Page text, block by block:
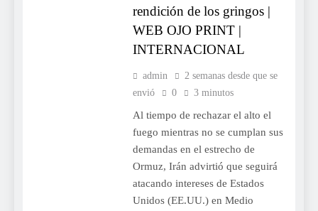
rendición de los gringos |
WEB OJO PRINT |
INTERNACIONAL
admin
2 semanas desde que se
envió
0 3 minutos
Al tiempo de rechazar el alto el
fuego mientras no se cumplan sus
demandas en el estrecho de
Ormuz, Irán advirtió que seguirá
atacando intereses de Estados
Unidos (EE.UU.) en Medio